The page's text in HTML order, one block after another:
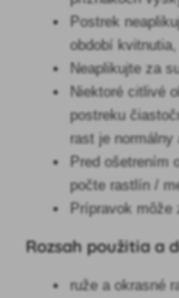
Postrek
období
Neaplikujte za
Niektoré citlivé
postreku
rast je normálny
Pred ošetrením
počte rastlín /
Prípravok môže
Rozsah použitia a
ruže a okrasné